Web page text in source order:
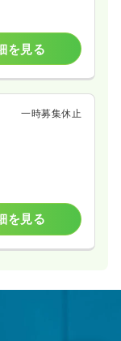
を見る
一時募集休止
を見る